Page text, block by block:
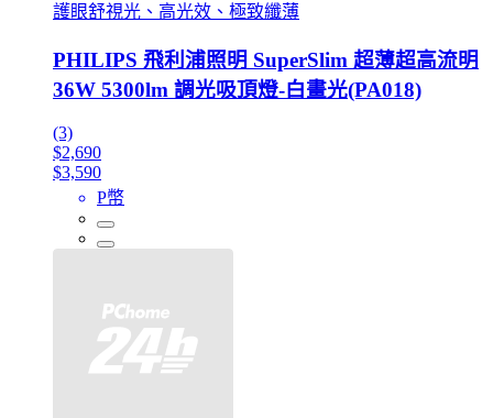
護眼舒視光、高光效、極致纖薄
PHILIPS 飛利浦照明 SuperSlim 超薄超高流明
36W 5300lm 調光吸頂燈-白畫光(PA018)
(3)
$2,690
$3,590
P幣